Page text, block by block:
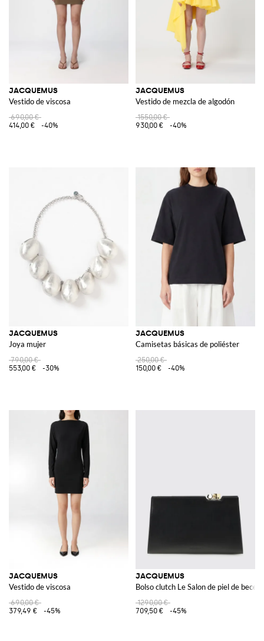
JACQUEMUS
Vestido de viscosa
690,00 €
414,00 €
-40%
JACQUEMUS
Vestido de mezcla de algodón
1550,00 €
930,00 €
-40%
JACQUEMUS
Joya mujer
790,00 €
553,00 €
-30%
JACQUEMUS
Camisetas básicas de poliéster
250,00 €
150,00 €
-40%
JACQUEMUS
Vestido de viscosa
690,00 €
379,49 €
-45%
JACQUEMUS
Bolso clutch Le Salon de piel de
1290,00 €
709,50 €
-45%